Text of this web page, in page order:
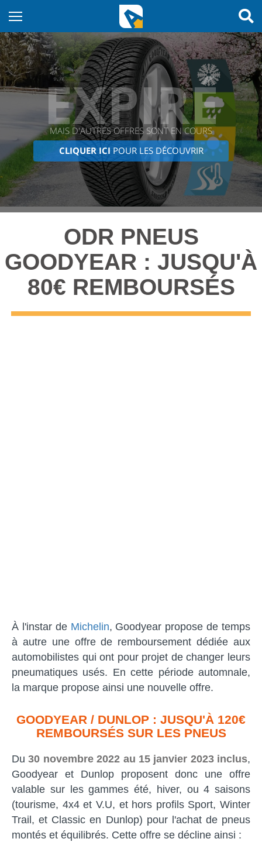
EXPIRÉ
MAIS D'AUTRES OFFRES SONT EN COURS
CLIQUER ICI POUR LES DÉCOUVRIR
ODR PNEUS
GOODYEAR : JUSQU'À
80€ REMBOURSÉS
À l'instar de Michelin, Goodyear propose de temps
à autre une offre de remboursement dédiée aux
automobilistes qui ont pour projet de changer leurs
pneumatiques usés. En cette période automnale,
la marque propose ainsi une nouvelle offre.
GOODYEAR / DUNLOP : JUSQU'À 120€
REMBOURSÉS SUR LES PNEUS
Du30 novembre 2022 au 15 janvier 2023 inclus,
Goodyear et Dunlop proposent donc une offre
valable sur les gammes été, hiver, ou 4 saisons
(tourisme, 4x4 et V.U, et hors profils Sport, Winter
Trail, et Classic en Dunlop) pour l'achat de pneus
montés et équilibrés. Cette offre se décline ainsi :